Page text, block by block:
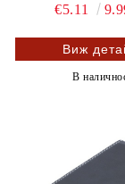
€5.11
Виж
В